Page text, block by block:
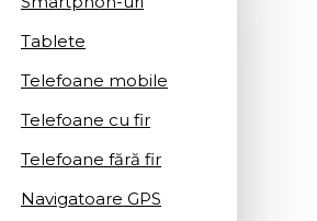
Tablete
Telefoane mobile
Telefoane cu fir
Telefoane fără fir
Navigatoare GPS